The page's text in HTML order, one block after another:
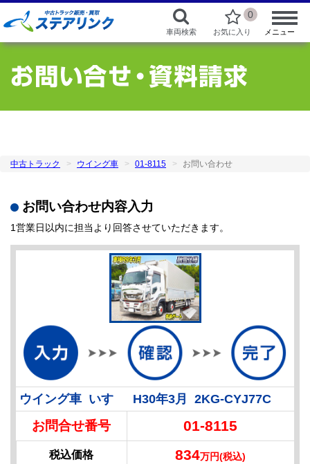
車両検索
0
お気に入り メニュー
中古トラック ウイング車 01-8115 お問い合わせ
お問い合わせ内容入力
1営業日以内に担当より回答させていただきます。
ウイング車 いすゞ H30年3月 2KG-CYJ77C
お問合せ番号 01-8115
税込価格 834万円(税込)